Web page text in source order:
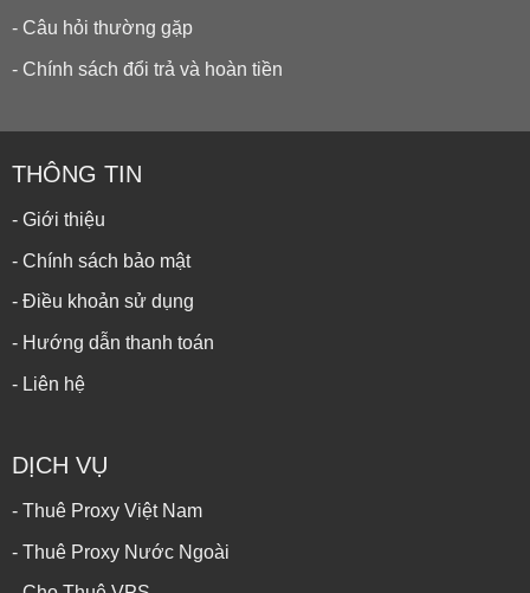
- Câu hỏi thường gặp
- Chính sách đổi trả và hoàn tiền
THÔNG TIN
- Giới thiệu
- Chính sách bảo mật
- Điều khoản sử dụng
- Hướng dẫn thanh toán
- Liên hệ
DỊCH VỤ
- Thuê Proxy Việt Nam
- Thuê Proxy Nước Ngoài